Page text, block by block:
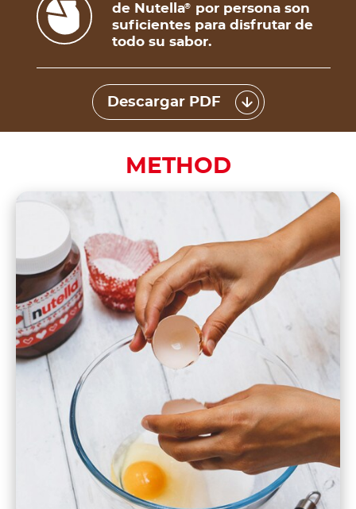
de Nutella®
por persona son
suficientes para disfrutar de
todo su sabor.
Descargar PDF
METHOD